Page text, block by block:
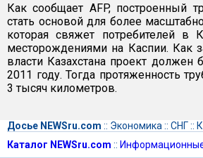
Как сообщает AFP, построенный
стать основой для более
которая свяжет потребителей в
месторождениями на Каспии. Как
власти Казахстана проект должен
2011 году. Тогда протяженность
3 тысяч километров.
Досье NEWSru.com :: Экономика :: СНГ::
Каталог NEWSru.com ::